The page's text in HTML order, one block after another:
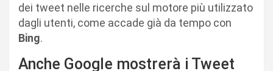
dei tweet nelle ricerche sul motore più utilizzato
dagli utenti, come accade già da tempo con
Bing.
Anche Google mostrerà i Tweet